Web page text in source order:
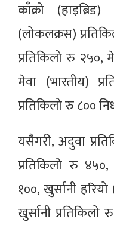
काँक्रो
(लोकलक्रस)
प्रतिकिलो रु २५०,
मेवा (भारतीय)
प्रतिकिलो रु ८००
यसैगरी, अदुवा
प्रतिकिलो रु ४५०,
१००, खुर्सानी
खुर्सानी